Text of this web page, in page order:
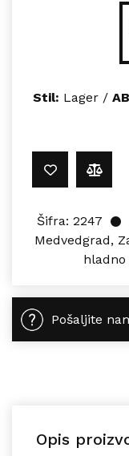
Stil: Lager /
Šifra: 2247
Medvedgrad,
hladno
Pošaljite
Opis